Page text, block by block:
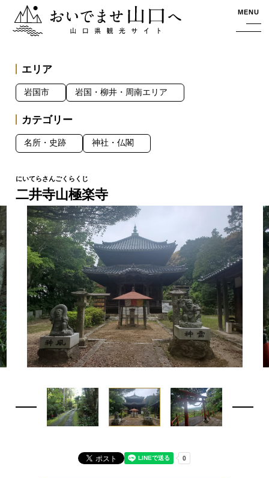
おいでませ山口へー山口県観光サイト MENU
二井寺山極楽寺
エリア
岩国市 岩国・柳井・周南エリア
カテゴリー
名所・史跡 神社・仏閣